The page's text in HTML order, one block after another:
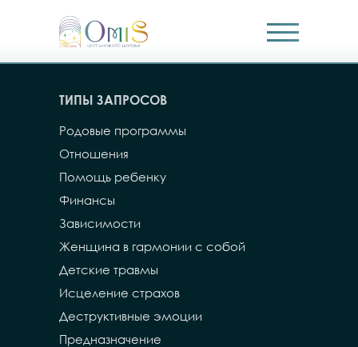
Родовые программы
Отношения
Помощь ребенку
Финансы
ТИПЫ ЗАПРОСОВ
Женщина в гармонии с собой
Детские травмы
Исцеление страхов
Деструктивные эмоции
Зависимости
Предназначение